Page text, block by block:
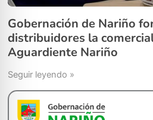
Gobernación de Nariño
distribuidores la
Aguardiente Nariño
Seguir leyendo »